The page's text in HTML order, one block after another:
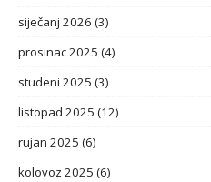
siječanj 2026 (3)
prosinac 2025 (4)
studeni 2025 (3)
listopad 2025 (12)
rujan 2025 (6)
kolovoz 2025 (6)